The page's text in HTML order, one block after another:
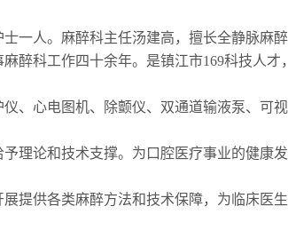
人。麻醉科主任汤建高，擅长全静脉麻
醉科工作四十余年。是镇江市169科技人才
心电图机、除颤仪、双通道输液泵、可
论和技术支撑。为口腔医疗事业的健康
供各类麻醉方法和技术保障，为临床医